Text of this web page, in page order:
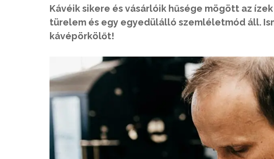
Kávéik sikere és vásárlóik hűsége mögött az
türelem és egy egyedülálló szemléletmód áll.
kávépörkölőt!